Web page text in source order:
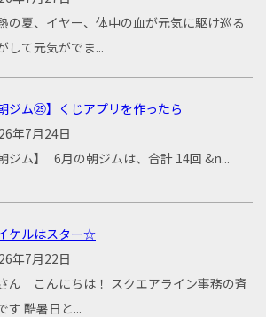
の夏、イヤー、体中の血が元気に駆け巡る
して元気がでま...
朝ジム㉕】くじアプリを作ったら
年7月24日
朝ジム】 6月の朝ジムは、合計 14回 &n...
ケルはスター☆
年7月22日
ん こんにちは！ スクエアライン事務の斉
す 酷暑日と...